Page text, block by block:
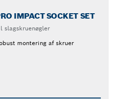
IMPACT SOCKET SET
slagskruenøgler
montering af skruer